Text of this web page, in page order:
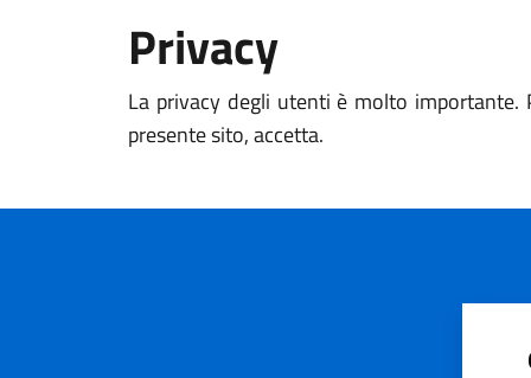
Privacy
La privacy degli utenti è molto importante.
presente sito, accetta.